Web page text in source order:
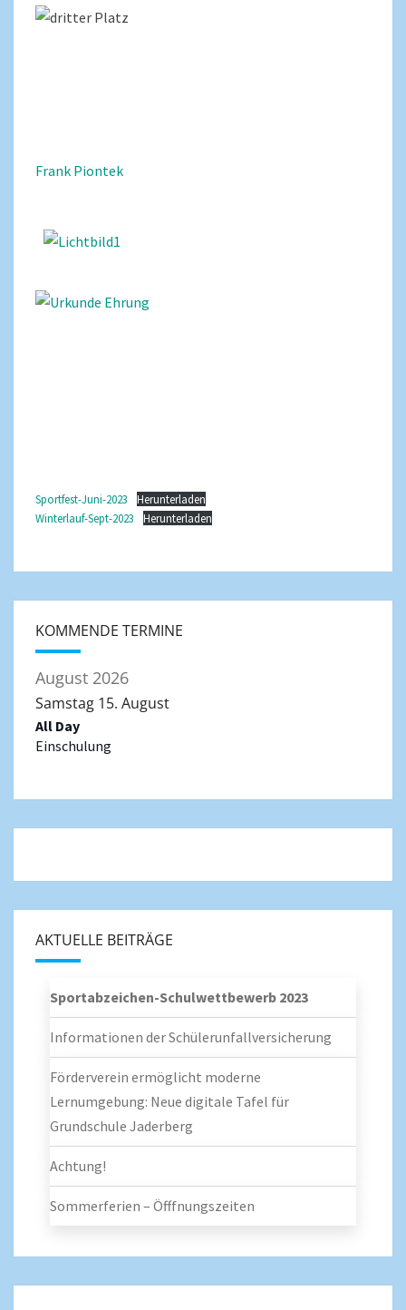
Frank Piontek
Sportfest-Juni-2023
Herunterladen
Winterlauf-Sept-2023
Herunterladen
KOMMENDE TERMINE
August 2026
Samstag 15. August
All Day
Einschulung
AKTUELLE BEITRÄGE
Sportabzeichen-Schulwettbewerb 2023
Informationen der Schülerunfallversicherung
Förderverein ermöglicht moderne
Lernumgebung: Neue digitale Tafel für
Grundschule Jaderberg
Achtung!
Sommerferien – Öfffnungszeiten